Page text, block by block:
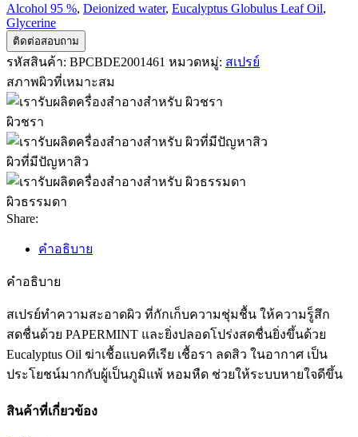
Alcohol 95 %, Deionized water, Eucalyptus Globulus Leaf Oil,
Glycerine
ติดต่อสอบถาม
รหัสสินค้า: BPCBDE2001461 หมวดหมู่: สเปรย์
สภาพผิวที่เหมาะสม
ผิวชรา
ผิวที่มีปัญหาสิว
ผิวธรรมดา
Share:
คำอธิบาย
คำอธิบาย
สเปรย์ทำความสะอาดผิว ที่กักเก็บความชุ่มชื้น ให้ความรู็สึก
สดชื่นด้วย PAPERMINT และยิ่งปลอดโปร่งสดชื่นยิ่งขึ้นด้วย
Eucalyptus Oil ฆ่าเชื้อแบคทีเรีย เชื้อรา ลดสิว ในอากาศ เป็น
ประโยชน์มากกับผู้เป็นภูมิแพ้ หอมหืด ช่วยให้ระบบหายใจดีขึ้น
สินค้าที่เกี่ยวข้อง